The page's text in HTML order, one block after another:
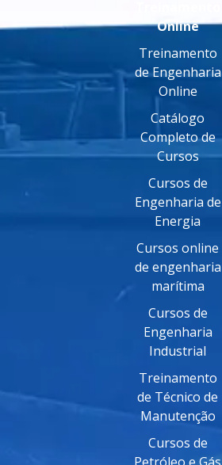
Online
Treinamento
de Engenharia
Online
Catálogo
Completo de
Cursos
Cursos de
Engenharia de
Energia
Cursos online
de engenharia
marítima
Cursos de
Engenharia
Industrial
Treinamento
de Técnico de
Manutenção
Cursos de